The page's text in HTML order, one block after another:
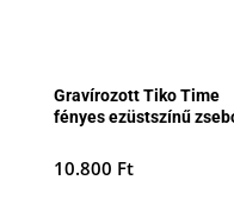
Gravírozott Tiko Time
fényes ezüstszínű
10.800 Ft